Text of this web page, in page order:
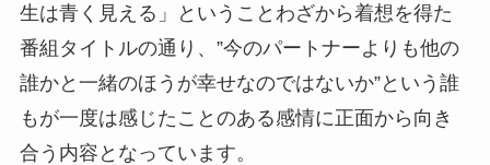
生は青く見える」ということわざから着想を得た
番組タイトルの通り、”今のパートナーよりも他の
誰かと一緒のほうが幸せなのではないか”という誰
もが一度は感じたことのある感情に正面から向き
合う内容となっています。